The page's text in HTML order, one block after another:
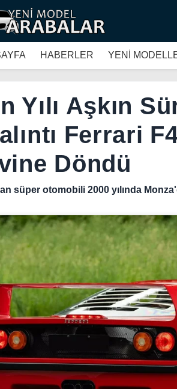
HABERLER YENİ
Yılı Aşkın
Ferrari
Döndü
süper otomobili 2000 yılında